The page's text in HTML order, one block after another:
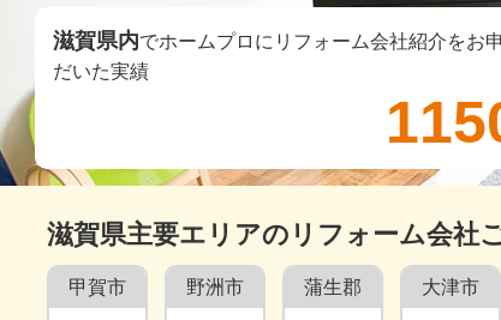
滋賀県内でホームプロにリフォーム会社紹介をお
だいた実績
滋賀県主要エリアのリフォーム会社
甲賀市 野洲市 蒲生郡 大津市